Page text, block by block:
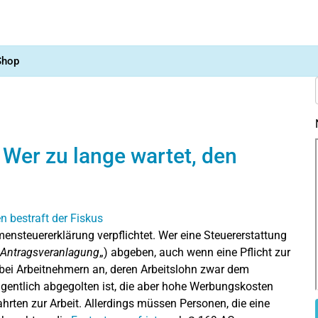
zu lange wartet, den
verpflichtet. Wer eine Steuererstattung
Antragsveranlagung„) abgeben, auch wenn eine Pflicht zur
Arbeitnehmern an, deren Arbeitslohn zwar dem
abgegolten ist, die aber hohe Werbungskosten
zur Arbeit. Allerdings müssen Personen, die eine